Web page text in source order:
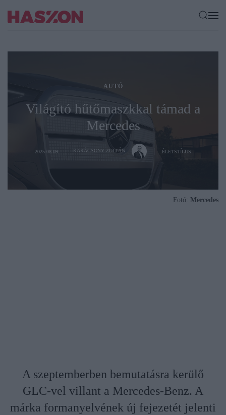
AUTÓ
Világító hűtőmaszkkal támad a
Mercedes
2025-08-09 KARÁCSONY ZOLTÁN ÉLETSTÍLUS
Fotó: Mercedes
A szeptemberben bemutatásra kerülő
GLC-vel villant a Mercedes-Benz. A
márka formanyelvének új fejezetét jelenti